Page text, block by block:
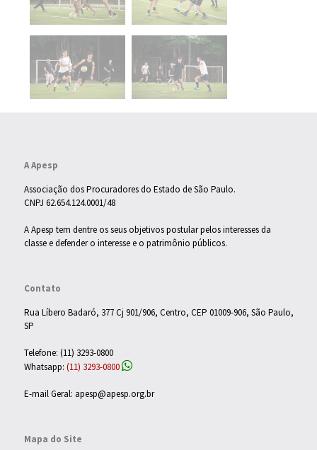
A Apesp
Associação dos Procuradores do Estado de São Paulo.
CNPJ 62.654.124.0001/48
A Apesp tem dentre os seus objetivos postular pelos interesses da
classe e defender o interesse e o patrimônio públicos.
Contato
Rua Líbero Badaró, 377 Cj 901/906, Centro, CEP 01009-906, São Paulo,
SP
Telefone: (11) 3293-0800
Whatsapp: (11) 3293-0800
E-mail Geral: apesp@apesp.org.br
Mapa do Site